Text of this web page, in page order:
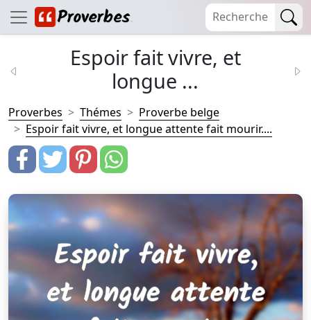
Espoir fait vivre, et
longue ...
Proverbes Thémes
Proverbe belge
Espoir fait vivre, et longue attente fait mourir....